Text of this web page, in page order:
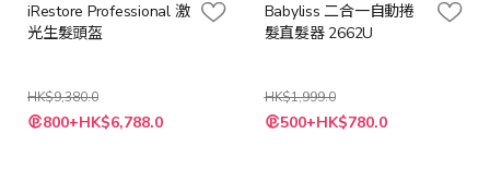
iRestore Professional 激
光生髮頭盔
HK$9,380.0
特
殊 800+HK$6,788.0
Babyliss 二合一自動捲
髮直髮器 2662U
HK$1,999.0
特
殊 500+HK$780.0